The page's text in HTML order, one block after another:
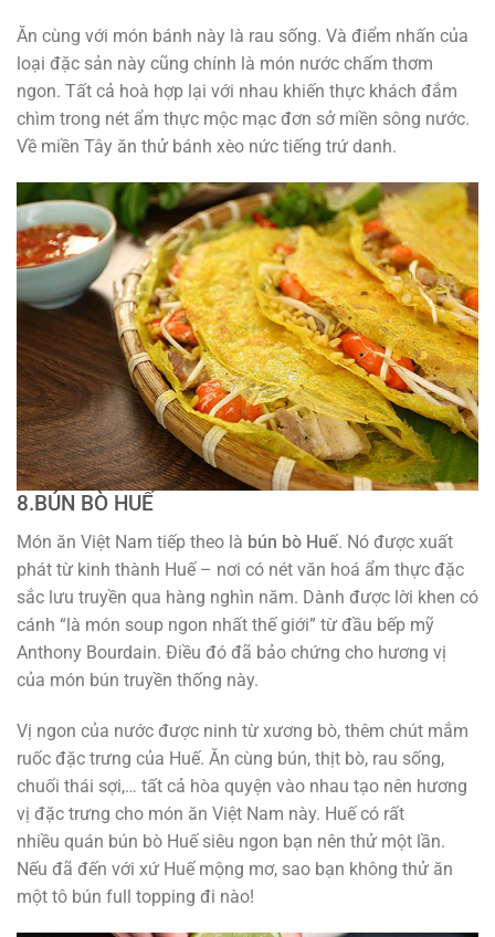
Ăn cùng với món bánh này là rau sống. Và điểm nhấn của
loại đặc sản này cũng chính là món nước chấm thơm
ngon. Tất cả hoà hợp lại với nhau khiến thực khách đắm
chìm trong nét ẩm thực mộc mạc đơn sở miền sông nước.
Về miền Tây ăn thử bánh xèo nức tiếng trứ danh.
8.BÚN BÒ HUẾ
Món ăn Việt Nam tiếp theo là bún bò Huế. Nó được xuất
phát từ kinh thành Huế – nơi có nét văn hoá ẩm thực đặc
sắc lưu truyền qua hàng nghìn năm. Dành được lời khen có
cánh “là món soup ngon nhất thế giới” từ đầu bếp mỹ
Anthony Bourdain. Điều đó đã bảo chứng cho hương vị
của món bún truyền thống này.
Vị ngon của nước được ninh từ xương bò, thêm chút mắm
ruốc đặc trưng của Huế. Ăn cùng bún, thịt bò, rau sống,
chuối thái sợi,… tất cả hòa quyện vào nhau tạo nên hương
vị đặc trưng cho món ăn Việt Nam này. Huế có rất
nhiều quán bún bò Huế siêu ngon bạn nên thử một lần.
Nếu đã đến với xứ Huế mộng mơ, sao bạn không thử ăn
một tô bún full topping đi nào!